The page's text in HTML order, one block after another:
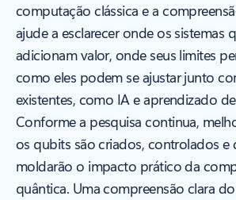
computação clássica e a
ajude a esclarecer onde os sistemas
adicionam valor, onde seus limites
como eles podem se ajustar junto
existentes, como IA e aprendizado
Conforme a pesquisa continua,
os qubits são criados, controlados e
moldarão o impacto prático da
quântica. Uma compreensão clara